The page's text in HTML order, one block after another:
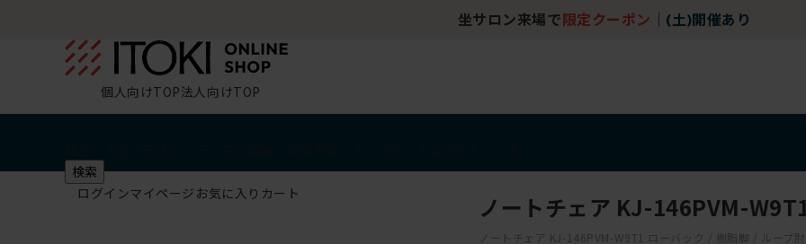
坐サロン来場で 限定クーポン (土)開催あり
個人向けTOP法人向けTOP
検索
ログインマイページ お気に入り カート ノートチェア KJ-146PVM-
ノートチェア KJ-146PVM-W9T1 ローバック / 樹脂脚 / ループ